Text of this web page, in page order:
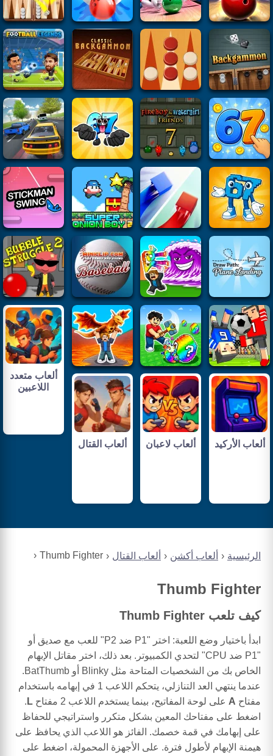
الرئيسية ألعاب أكشن ألعاب القتال Thumb Fighter
Thumb Fighter
كيف تلعب Thumb Fighter
ابدأ باختيار وضع اللعبة: اختر "P1 ضد P2" للعب مع صديق أو
"P1 ضد CPU" لتحدي الكمبيوتر. بعد ذلك، اختر مقاتل الإبهام
الخاص بك من الشخصيات المتاحة مثل Blinky أو BatThumb.
عندما ينتهي العد التنازلي، يتحكم اللاعب 1 في إبهامه باستخدام
مفتاح A على لوحة المفاتيح، بينما يستخدم اللاعب 2 مفتاح L
.
اضغط على مفتاحك المعين بشكل متكرر واستراتيجي للحفاظ
على إبهامك في قمة خصمك. الفائز هو اللاعب الذي يحافظ على
هيمنة الإبهام لأطول فترة. على الأجهزة المحمولة، اضغط على
ألعاب متعدد
اللاعبين
ألعاب الأركيد ألعاب لاعبان ألعاب القتال